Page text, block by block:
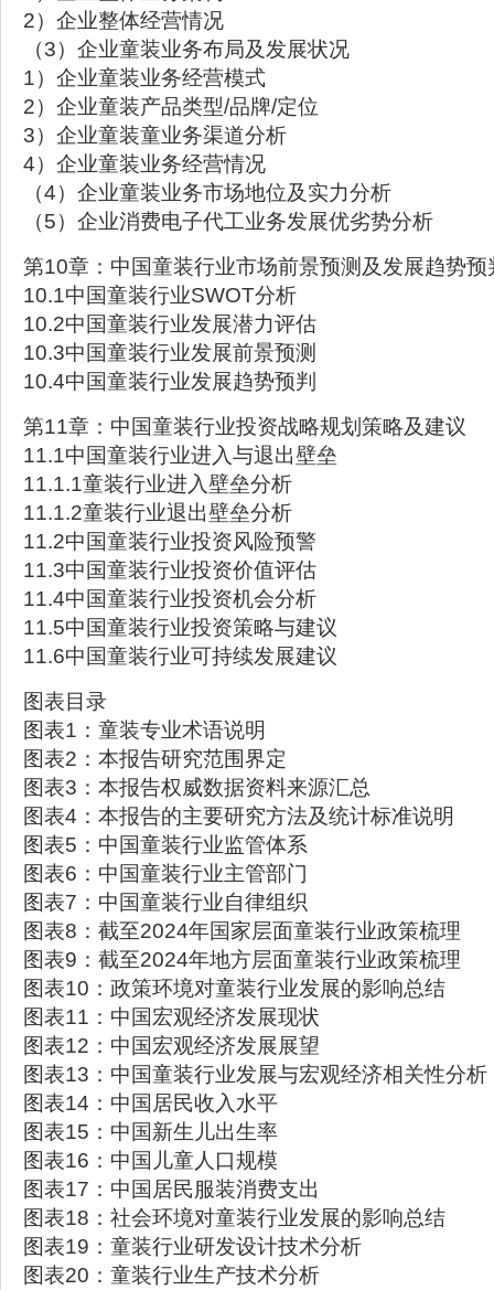
2）企业整体经营情况
（3）企业童装业务布局及发展状况
1）企业童装业务经营模式
2）企业童装产品类型/品牌/定位
3）企业童装童业务渠道分析
4）企业童装业务经营情况
（4）企业童装业务市场地位及实力分析
（5）企业消费电子代工业务发展优劣势分析
第10章：中国童装行业市场前景预测及发展趋势预
10.1中国童装行业SWOT分析
10.2中国童装行业发展潜力评估
10.3中国童装行业发展前景预测
10.4中国童装行业发展趋势预判
第11章：中国童装行业投资战略规划策略及建议
11.1中国童装行业进入与退出壁垒
11.1.1童装行业进入壁垒分析
11.1.2童装行业退出壁垒分析
11.2中国童装行业投资风险预警
11.3中国童装行业投资价值评估
11.4中国童装行业投资机会分析
11.5中国童装行业投资策略与建议
11.6中国童装行业可持续发展建议
图表目录
图表1：童装专业术语说明
图表2：本报告研究范围界定
图表3：本报告权威数据资料来源汇总
图表4：本报告的主要研究方法及统计标准说明
图表5：中国童装行业监管体系
图表6：中国童装行业主管部门
图表7：中国童装行业自律组织
图表8：截至2024年国家层面童装行业政策梳理
图表9：截至2024年地方层面童装行业政策梳理
图表10：政策环境对童装行业发展的影响总结
图表11：中国宏观经济发展现状
图表12：中国宏观经济发展展望
图表13：中国童装行业发展与宏观经济相关性分析
图表14：中国居民收入水平
图表15：中国新生儿出生率
图表16：中国儿童人口规模
图表17：中国居民服装消费支出
图表18：社会环境对童装行业发展的影响总结
图表19：童装行业研发设计技术分析
图表20：童装行业生产技术分析